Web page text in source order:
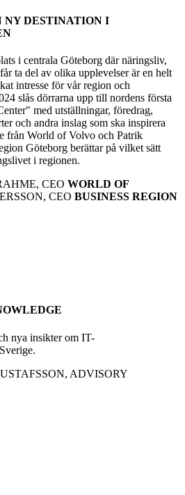
NY DESTINATION I
i centrala Göteborg där näringsliv,
ta del av olika upplevelser är en helt
intresse för vår region och
slås dörrarna upp till nordens första
med utställningar, föredrag,
och andra inslag som ska inspirera
från World of Volvo och Patrik
Göteborg berättar på vilket sätt
i regionen.
CEO WORLD OF
CEO BUSINESS REGION
nya insikter om IT-
ADVISORY